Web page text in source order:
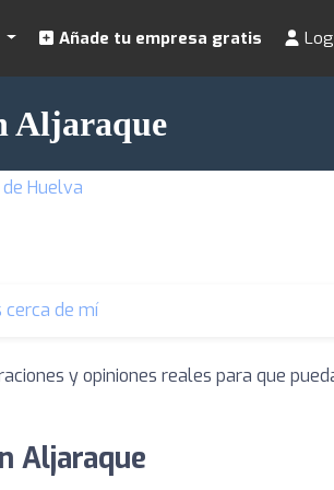
Añade tu empresa gratis
Aljaraque
Huelva
cerca de mí
y opiniones reales para que
Aljaraque